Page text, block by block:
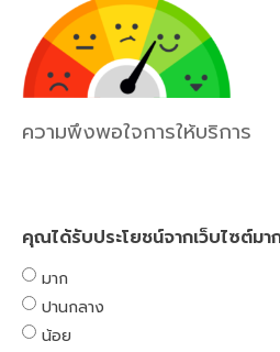
ความพึงพอใจการให้บริการ
คุณได้รับประโยชน์จากเว็บไซต์ม
มาก
ปานกลาง
น้อย